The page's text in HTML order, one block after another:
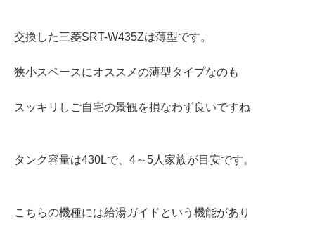
交換した三菱SRT-W435Zは薄型です。
狭小スペースにオススメの薄型タイプなのも
スッキリしご自宅の景観を損なわず良いですね
タンク容量は430Lで、4～5人家族が目安です。
こちらの機種には給湯ガイドという機能があり